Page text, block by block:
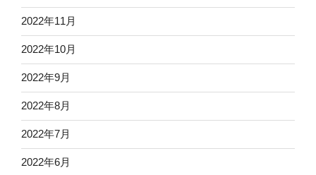
2022年11月
2022年10月
2022年9月
2022年8月
2022年7月
2022年6月